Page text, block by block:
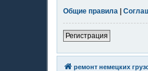
Общие правила
Регистрация
ремонт немецких